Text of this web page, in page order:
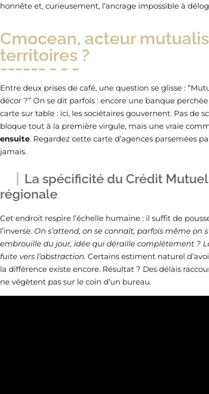
honnête et, curieusement, l’ancrage impossible à
Cmocean, acteur
territoires ?
Entre deux prises de café, une question se glisse :
décor ?” On se dit parfois : encore une banque
carte sur table : ici, les sociétaires gouvernent. Pas de
bloque tout à la première virgule, mais une vraie
ensuite. Regardez cette carte d’agences parsemées
jamais.
La spécificité du Crédit
régionale
Cet endroit respire l’échelle humaine : il suffit de
l’inverse. On s’attend, on se connaît, parfois même on
embrouille du jour, idée qui déraille complètement ?
fuite vers l’abstraction. Certains estiment naturel
la différence existe encore. Résultat ? Des délais
ne végètent pas sur le coin d’un bureau.